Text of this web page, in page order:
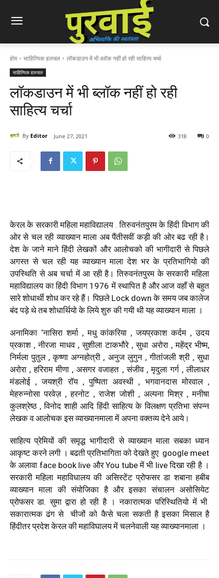
होम साहित्यिक हलचल लॉकडाउन में भी ब्लॉक नहीं हो रही साहित्य चर्चा
साहित्यिक हलचल
लॉकडाउन में भी ब्लॉक नहीं हो रही
साहित्य चर्चा
By Editor June 27, 2021 0
318
केरल के सरकारी महिला महाविद्यालय . तिरुवनंतपुरम के हिंदी विभाग की
ओर से चल रही व्याख्यान माला अब पैंतीसवीं कड़ी की ओर बढ रही है।
देश के जाने माने हिंदी लेखकों और आलोचको की भागीदारी से पिछले
अगस्त से चल रही यह व्याख्यान माला देश भर के प्रतिभागियो की
उपस्थिति से अब चर्चा में आ रही है। तिरुवनंतपुरम के सरकारी महिला
महाविद्यालय का हिंदी विभाग 1976 में स्थापित है और आज वहाँ से बहुत
सारे शोधार्थी शोध कर रहे हैं। पिछले Lock down के समय जब कालेज
बंद पड़े थे तब शोधार्थियो के लिये शुरु की गयी थी यह व्याख्यान माला ।
अनामिका ‘नासिरा शर्मा , मधु कांकरिया , जयप्रकाश कर्दम , उदय
प्रकाश , नीरजा माधव , सुशीला टाकभौरे , सुधा अरोरा , महेंद्र भीष्म,
निर्मला पुतुल , कृष्णा अग्नहोत्री , अनुज लुगुन , गीतांजली श्री , सुधा
अरोरा , हरिराम मीणा , असगर वजाहत , संजीव , मृदुला गर्ग , लीलाधर
मंडलोई , जयश्री रॉय , पुष्पिता अवस्थी , भगवानदास मोरवाल ,
मेहरुन्नोसा परवेज़ , हरनोट , राजेश जोशी , अल्पना मिश्र , मनीषा
कुलश्रेष्ठ , विनोद शाही आदि हिंदी साहित्य के विलक्षण प्रतिभा संपन्न
लेखक व आलोचक इस व्याख्यानमाला में अपना वक्तव्य देने आये।
साहित्य प्रेमियों की समृद्ध भागीदारी से व्याख्यान माला सबका ध्यान
आकृष्ट करने लगी । बढती प्रतिभागिता को देखते हुए google meet
के अलावा face book live और You tube में भी live दिखा रही है ।
सरकारी महिला महाविधालय की असिस्टेंट प्रोफसर डा शबाना हबीब
व्याख्यान माला की संयोजिका है और इसका संचालन असोसियेट
प्रोफसर डा. सुमा द्वारा हो रही है । नकारात्मक परिस्थितियो में भी
सकारात्मक ढंग से चीजों को कैसे चला सकती है इसका मिसाल है
हिंदीतर प्रदेश केरल की महाविघालय में चलनेवाली यह व्याख्यानमाला ।